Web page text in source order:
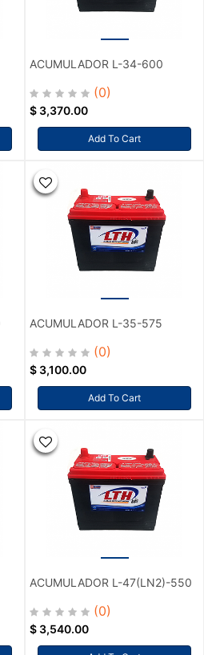
ACUMULADOR L-34-600
(0)
$ 3,370.00
Add To Cart
ACUMULADOR L-35-575
(0)
$ 3,100.00
Add To Cart
ACUMULADOR L-47(LN2)-550
(0)
$ 3,540.00